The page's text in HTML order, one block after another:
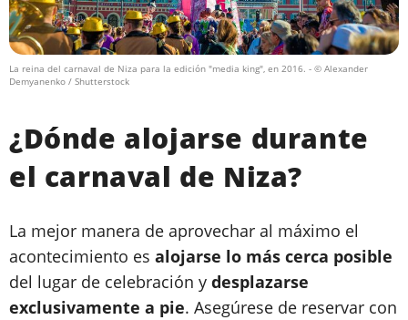
La reina del carnaval de Niza para la edición "media king", en 2016. - © Alexander
Demyanenko / Shutterstock
¿Dónde alojarse durante
el carnaval de Niza?
La mejor manera de aprovechar al máximo el
acontecimiento es alojarse lo más cerca posible
del lugar de celebración y desplazarse
exclusivamente a pie. Asegúrese de reservar con